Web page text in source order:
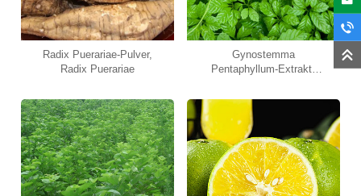
Radix Puerariae-Pulver,
Radix Puerariae
Gynostemma
Pentaphyllum-Extrakt,